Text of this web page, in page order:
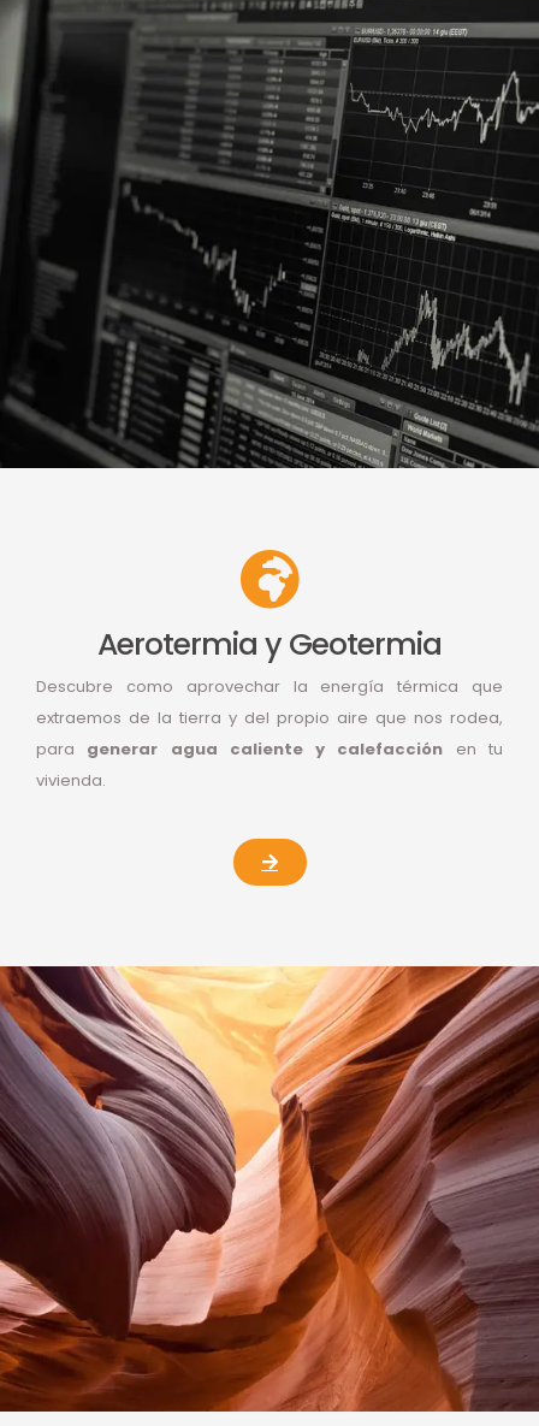
Aerotermia y Geotermia
Descubre como aprovechar la energía térmica que
extraemos de la tierra y del propio aire que nos rodea,
para generar agua caliente y calefacción en tu
vivienda.